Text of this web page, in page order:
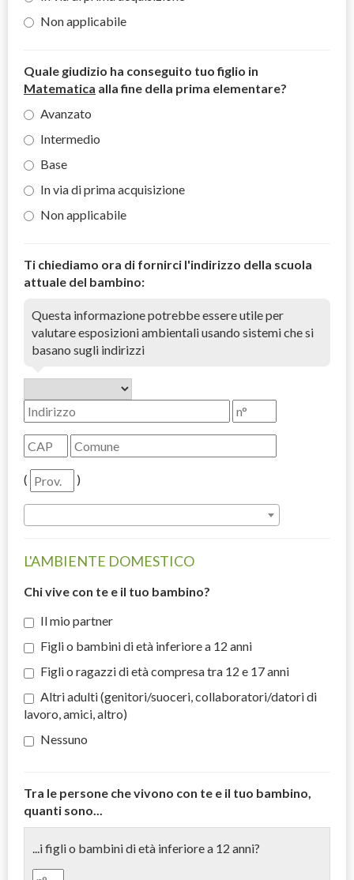
Non applicabile
Quale giudizio ha conseguito tuo figlio in
Matematica alla fine della prima elementare?
Avanzato
Intermedio
Base
In via di prima acquisizione
Non applicabile
Ti chiediamo ora di fornirci l'indirizzo della scuola
attuale del bambino:
Questa informazione potrebbe essere utile per
valutare esposizioni ambientali usando sistemi che si
basano sugli indirizzi
( )
L'AMBIENTE DOMESTICO
Chi vive con te e il tuo bambino?
Il mio partner
Figli o bambini di età inferiore a 12 anni
Figli o ragazzi di età compresa tra 12 e 17 anni
Altri adulti (genitori/suoceri, collaboratori/datori di
lavoro, amici, altro)
Nessuno
Tra le persone che vivono con te e il tuo bambino,
quanti sono...
...i figli o bambini di età inferiore a 12 anni?